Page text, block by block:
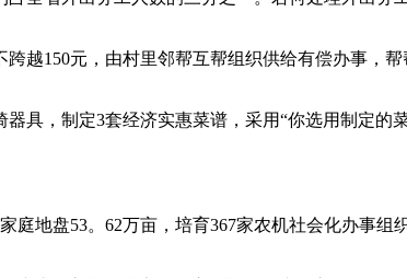
150元，由村里邻帮互帮组织供给有偿办事，帮
，制定3套经济实惠菜谱，采用“你选用制定的
盘53。62万亩，培育367家农机社会化办事组织